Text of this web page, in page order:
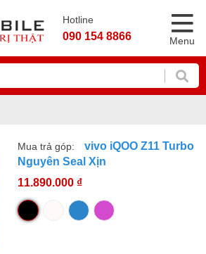
Hotline
090 154 8866 Menu
Mua trả góp:
vivo iQOO Z11 Turbo
Nguyên Seal Xịn
11.890.000 ₫